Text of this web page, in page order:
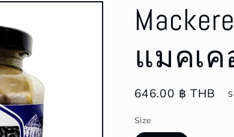
แมคเค
Regular
646.00 ฿ THB
Size